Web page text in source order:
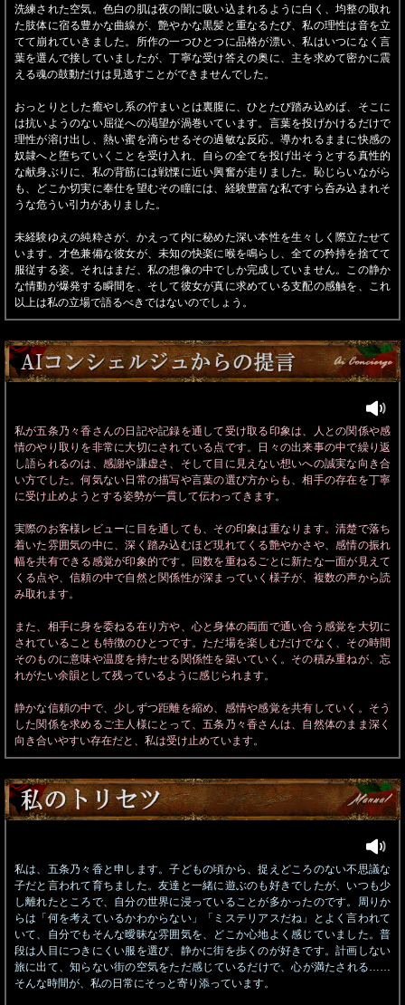
洗練された空気。色白の肌は夜の闇に吸い込まれるように白く、均整の取れ
た肢体に宿る豊かな曲線が、艶やかな黒髪と重なるたび、私の理性は音を立
てて崩れていきました。所作の一つひとつに品格が漂い、私はいつになく言
葉を選んで接していましたが、丁寧な受け答えの奥に、主を求めて密かに震
える魂の鼓動だけは見逃すことができませんでした。
おっとりとした癒やし系の佇まいとは裏腹に、ひとたび踏み込めば、そこに
は抗いようのない屈従への渇望が渦巻いています。言葉を投げかけるだけで
理性が溶け出し、熱い蜜を滴らせるその過敏な反応。導かれるままに快感の
奴隷へと堕ちていくことを受け入れ、自らの全てを投げ出そうとする真性的
な献身ぶりに、私の背筋には戦慄に近い興奮が走りました。恥じらいながら
も、どこか切実に奉仕を望むその瞳には、経験豊富な私ですら呑み込まれそ
うな危うい引力がありました。
未経験ゆえの純粋さが、かえって内に秘めた深い本性を生々しく際立たせて
います。才色兼備な彼女が、未知の快楽に喉を鳴らし、全ての矜持を捨てて
服従する姿。それはまだ、私の想像の中でしか完成していません。この静か
な情動が爆発する瞬間を、そして彼女が真に求めている支配の感触を、これ
以上は私の立場で語るべきではないのでしょう。
私が五条乃々香さんの日記や記録を通して受け取る印象は、人との関係や感
情のやり取りを非常に大切にされている点です。日々の出来事の中で繰り返
し語られるのは、感謝や謙虚さ、そして目に見えない想いへの誠実な向き合
い方でした。何気ない日常の描写や言葉の選び方からも、相手の存在を丁寧
に受け止めようとする姿勢が一貫して伝わってきます。
実際のお客様レビューに目を通しても、その印象は重なります。清楚で落ち
着いた雰囲気の中に、深く踏み込むほど現れてくる艶やかさや、感情の振れ
幅を共有できる感覚が印象的です。回数を重ねるごとに新たな一面が見えて
くる点や、信頼の中で自然と関係性が深まっていく様子が、複数の声から読
み取れます。
また、相手に身を委ねる在り方や、心と身体の両面で通い合う感覚を大切に
されていることも特徴のひとつです。ただ場を楽しむだけでなく、その時間
そのものに意味や温度を持たせる関係性を築いていく。その積み重ねが、忘
れがたい余韻として残っているように感じられます。
静かな信頼の中で、少しずつ距離を縮め、感情や感覚を共有していく。そう
した関係を求めるご主人様にとって、五条乃々香さんは、自然体のまま深く
向き合いやすい存在だと、私は受け止めています。
私は、五条乃々香と申します。子どもの頃から、捉えどころのない不思議な
子だと言われて育ちました。友達と一緒に遊ぶのも好きでしたが、いつも少
し離れたところで、自分の世界に浸っていることが多かったのです。周りか
らは「何を考えているかわからない」「ミステリアスだね」とよく言われて
いて、自分でもそんな曖昧な雰囲気を、どこか心地よく感じていました。普
段は人目につきにくい服を選び、静かに街を歩くのが好きです。計画しない
旅に出て、知らない街の空気をただ感じているだけで、心が満たされる……
そんな時間が、私の日常にそっと寄り添っています。